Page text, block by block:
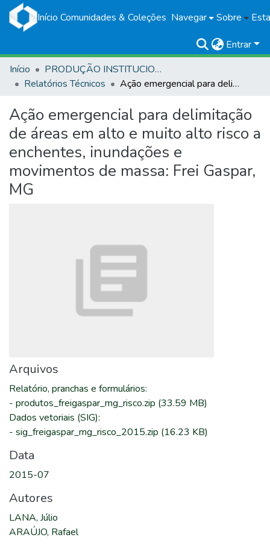
Início Comunidades & Coleções Navegar Sobre
Entrar
Início
PRODUÇÃO INSTITUCIONAL
Relatórios Técnicos
Ação emergencial para delimitação de áreas em alto e muito alto risco a enchentes, inundações e movimentos de massa: Frei Gaspar, MG
Ação emergencial para delimitação
de áreas em alto e muito alto risco a
enchentes, inundações e
movimentos de massa: Frei Gaspar,
MG
Arquivos
Relatório, pranchas e formulários:
- produtos_freigaspar_mg_risco.zip (33.59 MB)
Dados vetoriais (SIG):
- sig_freigaspar_mg_risco_2015.zip (16.23 KB)
Data
2015-07
Autores
LANA, Júlio
ARAÚJO, Rafael